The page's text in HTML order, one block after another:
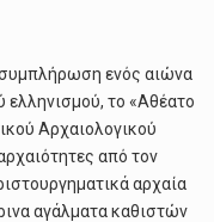
ενός αιώνα
ελληνισμού, το «Αθέατο
Αρχαιολογικού
από τον
αρχαία
αγάλματα καθιστών